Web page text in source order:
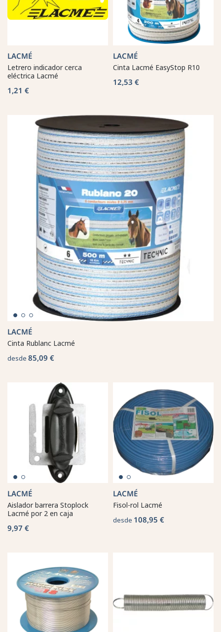
LACMÉ
Letrero indicador cerca
eléctrica Lacmé
1,21 €
LACMÉ
Cinta Lacmé EasyStop R10
12,53 €
LACMÉ
Cinta Rublanc Lacmé
desde 85,09 €
LACMÉ
Aislador barrera Stoplock
Lacmé por 2 en caja
9,97 €
LACMÉ
Fisol-rol Lacmé
desde 108,95 €